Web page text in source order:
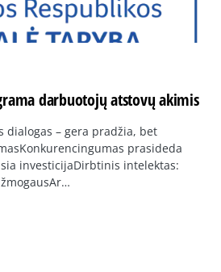
darbuotojų atstovų akimis
dialogas – gera pradžia, bet
prasideda
investicijaDirbtinis intelektas: